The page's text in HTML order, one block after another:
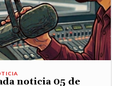
noticia 05 de